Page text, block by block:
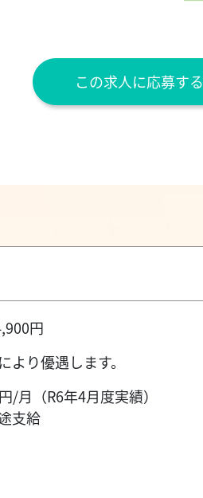
この求人に応募する
円
り優遇します。
/月（R6年4月度実績）
支給